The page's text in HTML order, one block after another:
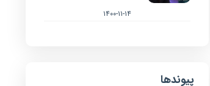
۱۴۰۰-۱۱-۱۴
پیوندها